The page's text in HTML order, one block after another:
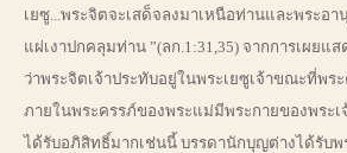
เยซู...พระจิตจะเสด็จลงมาเหนือท่านและพระอ
แผ่เงาปกคลุมท่าน ”(ลก.1:31,35) จากการเผยแส
ว่าพระจิตเจ้าประทับอยู่ในพระเยซูเจ้าขณะที่พร
ภายในพระครรภ์ของพระแม่มีพระกายของพระ
ได้รับอภิสิทธิ์มากเช่นนี้ บรรดานักบุญต่างได้รับพ